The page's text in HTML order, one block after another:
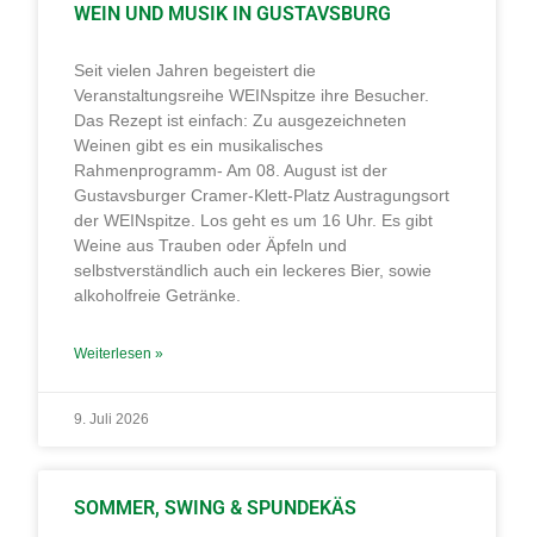
WEIN UND MUSIK IN GUSTAVSBURG
Seit vielen Jahren begeistert die
Veranstaltungsreihe WEINspitze ihre Besucher.
Das Rezept ist einfach: Zu ausgezeichneten
Weinen gibt es ein musikalisches
Rahmenprogramm- Am 08. August ist der
Gustavsburger Cramer-Klett-Platz Austragungsort
der WEINspitze. Los geht es um 16 Uhr. Es gibt
Weine aus Trauben oder Äpfeln und
selbstverständlich auch ein leckeres Bier, sowie
alkoholfreie Getränke.
Weiterlesen »
9. Juli 2026
SOMMER, SWING & SPUNDEKÄS